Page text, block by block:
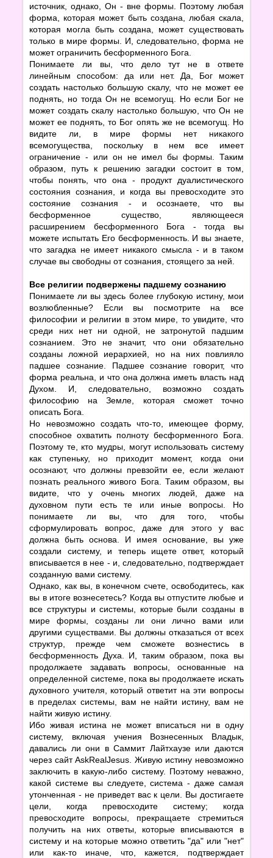
источник, однако, Он - вне формы. Поэтому любая
форма, которая может быть создана, любая скала,
которая могла быть создана, может существовать
только в мире формы. И, следовательно, форма не
может ограничить бесформенного Бога.
Понимаете ли вы, что дело тут не в ответе
линейным способом: да или нет. Да, Бог может
создать настолько большую скалу, что не может ее
поднять, но тогда Он не всемогущ. Но если Бог не
может создать скалу настолько большую, что Он не
может ее поднять, то Бог опять же не всемогущ. Но
видите ли, в мире формы нет никакого
всемогущества, поскольку в нем все имеет
ограничение - или он не имел бы формы. Таким
образом, путь к решению загадки состоит в том,
чтобы понять, что она - продукт дуалистического
состояния сознания, и когда вы превосходите это
состояние сознания - и осознаете, что вы
бесформенное существо, являющееся
расширением бесформенного Бога - тогда вы
можете испытать Его бесформенность. И вы знаете,
что загадка не имеет никакого смысла - и в таком
случае вы свободны от сознания, стоящего за ней.
Все религии подвержены падшему сознанию
Понимаете ли вы здесь более глубокую истину, мои
возлюбленные? Если вы посмотрите на все
философии и религии в этом мире, то увидите, что
среди них нет ни одной, не затронутой падшим
сознанием. Это не значит, что они обязательно
созданы ложной иерархией, но на них повлияло
падшее сознание. Падшее сознание говорит, что
форма реальна, и что она должна иметь власть над
Духом. И, следовательно, возможно создать
философию на Земле, которая сможет точно
описать Бога.
Но невозможно создать что-то, имеющее форму,
способное охватить полноту бесформенного Бога.
Поэтому те, кто мудры, могут использовать систему
как ступеньку, но приходит момент, когда они
осознают, что должны превзойти ее, если желают
познать реального живого Бога. Таким образом, вы
видите, что у очень многих людей, даже на
духовном пути есть те или иные вопросы. Но
понимаете ли вы, что для того, чтобы
сформулировать вопрос, даже для этого у вас
должна быть основа. И имея основание, вы уже
создали систему, и теперь ищете ответ, который
вписывается в нее - и, следовательно, подтверждает
созданную вами систему.
Однако, как вы, в конечном счете, освободитесь, как
вы в итоге вознесетесь? Когда вы отпустите любые и
все структуры и системы, которые были созданы в
мире формы, созданы ли они лично вами или
другими существами. Вы должны отказаться от всех
структур, прежде чем сможете вознестись в
бесформенность Духа. И, таким образом, пока вы
продолжаете задавать вопросы, основанные на
определенной системе, пока вы продолжаете искать
духовного учителя, который ответит на эти вопросы
в пределах системы, вам не найти истину, вам не
найти живую истину.
Ибо живая истина не может вписаться ни в одну
систему, включая учения Вознесенных Владык,
давались ли они в Саммит Лайтхаузе или даются
через сайт AskRealJesus. Живую истину невозможно
заключить в какую-либо систему. Поэтому неважно,
какой системе вы следуете, система - даже самая
утонченная - не приведет вас к цели. Вы достигаете
цели, когда превосходите систему; когда
превосходите вопросы, прекращаете стремиться
получить на них ответы, которые вписываются в
систему и на которые можно ответить "да" или "нет"
или как-то иначе, что, кажется, подтверждает